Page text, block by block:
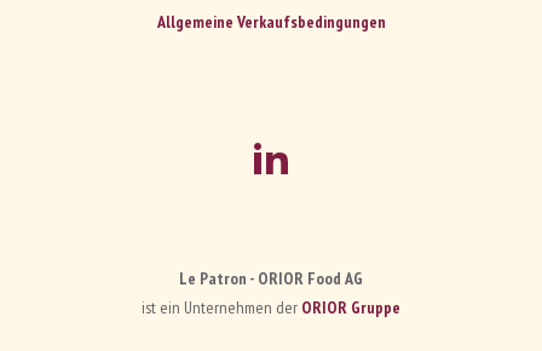
Allgemeine Verkaufsbedingungen
Le Patron - ORIOR Food AG
ist ein Unternehmen der ORIOR Gruppe